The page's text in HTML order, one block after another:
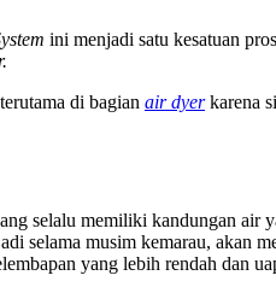
ini menjadi satu kesatuan
di bagian air dyer karena
selalu memiliki kandungan
selama musim kemarau, akan
yang lebih rendah dan